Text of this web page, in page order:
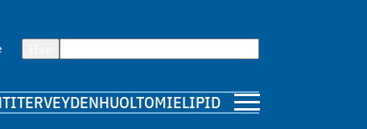
TERVEYDENHUOLTOMIELIPIDE